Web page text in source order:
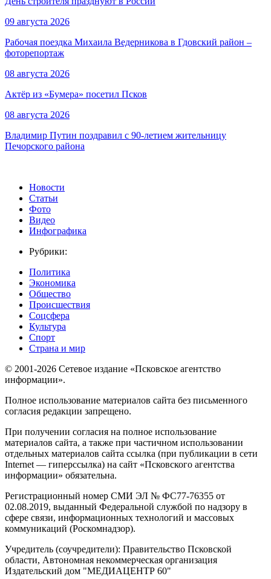
09 августа 2026
Рабочая поездка Михаила Ведерникова в Гдовский район –
фоторепортаж
08 августа 2026
Актёр из «Бумера» посетил Псков
08 августа 2026
Владимир Путин поздравил с 90-летием жительницу
Печорского района
Новости
Статьи
Фото
Видео
Инфографика
Рубрики:
Политика
Экономика
Общество
Происшествия
Соцсфера
Культура
Спорт
Страна и мир
© 2001-2026 Сетевое издание «Псковское агентство
информации».
Полное использование материалов сайта без письменного
согласия редакции запрещено.
При получении согласия на полное использование
материалов сайта, а также при частичном использовании
отдельных материалов сайта ссылка (при публикации в сети
Internet — гиперссылка) на сайт «Псковского агентства
информации» обязательна.
Регистрационный номер СМИ ЭЛ № ФС77-76355 от
02.08.2019, выданный Федеральной службой по надзору в
сфере связи, информационных технологий и массовых
коммуникаций (Роскомнадзор).
Учредитель (соучредители): Правительство Псковской
области, Автономная некоммерческая организация
Издательский дом "МЕДИАЦЕНТР 60"